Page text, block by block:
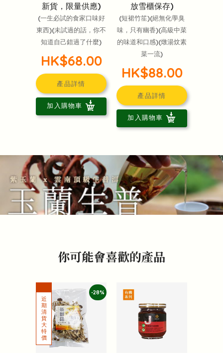
新貨，限量供應)
(一生必試的食家口味好
東西)(未試過的話，你不
知道自己錯過了什麼)
HK$68.00
產品詳情
加入購物車
放雪櫃保存)
(短裙竹笙)(絕無化學臭
味，只有幽香)(高級中菜
的味道和口感)(燉湯炆素
菜一流)
HK$88.00
產品詳情
加入購物車
你可能會喜歡的產品
-28%